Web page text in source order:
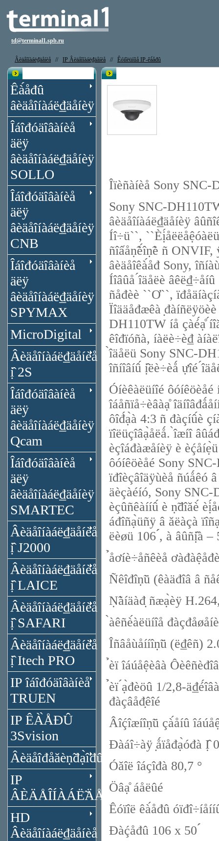
td@terminal1.spb.ru
Âèäåîíàáë₫äåíèå // IP Âèäåîíàáë₫äåíèå // Êóïîëüíûå IP-êà́åđû
Êà́åđû
âèäåîíàáë₫äåíèÿ
Îáîđóäîâàíèå
äëÿ
âèäåîíàáë₫äåíèÿ
SOLLO
Îáîđóäîâàíèå
äëÿ
âèäåîíàáë₫äåíèÿ
CNB
Îáîđóäîâàíèå
äëÿ
âèäåîíàáë₫äåíèÿ
SPYMAX
MicroDigital
Âèäåîíàáë₫äåíèå
ị̂ 2S
Îáîđóäîâàíèå
äëÿ
âèäåîíàáë₫äåíèÿ
Qcam
Îáîđóäîâàíèå
äëÿ
âèäåîíàáë₫äåíèÿ
SMARTEC
Âèäåîíàáë₫äåíèå
ị̂ J2000
Âèäåîíàáë₫äåíèå
ị̂ LAICE
Âèäåîíàáë₫äåíèå
ị̂ SAFARI
Âèäåîíàáë₫äåíèå
ị̂ Itech PRO
IP îáîđóäîâàíèå
TRUEN
IP ÊÀ̀ÅĐÛ
3Svision
Âèäåîđåăèṇ̃đạ̀îđû
IP
ÂÈÄÅÎÍÀÁË̃ÄÅÍÈÅ
HD
Âèäåîíàáë₫äåíèå
Îïèñàíèå Sony SNC-
Sony SNC-
âèäåîíàáë₫äåíèÿ
Íî÷ü``,
ñîấåṇ̃è́îṇ̃è ñ ONVIF,
âèäåîêà́åđ Sony,
Íîâûå ́îäåëè
ñåđèè ``Ơ``,
Ïîääåđæêà
DH110TW íå çàé́ạ̊
êîđïóñà, íàëè÷è₫
̀îäåëü Sony SNC-
îñíîâíû́ ị̂ëè÷èǻ ựîé
Óíèêàëüíîé
îáåñïå÷èâàạ̊
ôîđ́ạ̀à 4:3 ñ đàçíû́è
ïîëüçîâạ̀åëǻ. ̀îæíî
èçîáđàæåíèÿ è
ôóíêöèåé Sony
ïđîèçâîäÿùèå ñúǻêó
äèçàéíó, Sony
èçûñêàííû́ è ṇ̃đîăè́
áđîñạ̀üñÿ â ăëàçà
ëèøü 106 ́́, à âûñị̂à –
̉åơíè÷åñêèå
Ñêîđîṇ̃ü (êàäđîâ â
Ṇ̃àíäàđ̣ ñæạ̀èÿ
̀àêñè́àëüíîå
Îñâåùåííîṇ̃ü (ë₫êñ)
̉èï îáúåệèâà
̉èï ́ạ̀đèöû 1/2,8-
đàçâåđ̣êîé
Âîḉîæíîṇ̃ü çà́åíû
Đàáî÷àÿ ̣ǻïåđạ̀óđà Ị̂
Óăîë îáçîđà 80,7 °
Öâạ̊ áåëûé
Êóïîë êà́åđû
Đàḉåđû 106 x 50 ́́